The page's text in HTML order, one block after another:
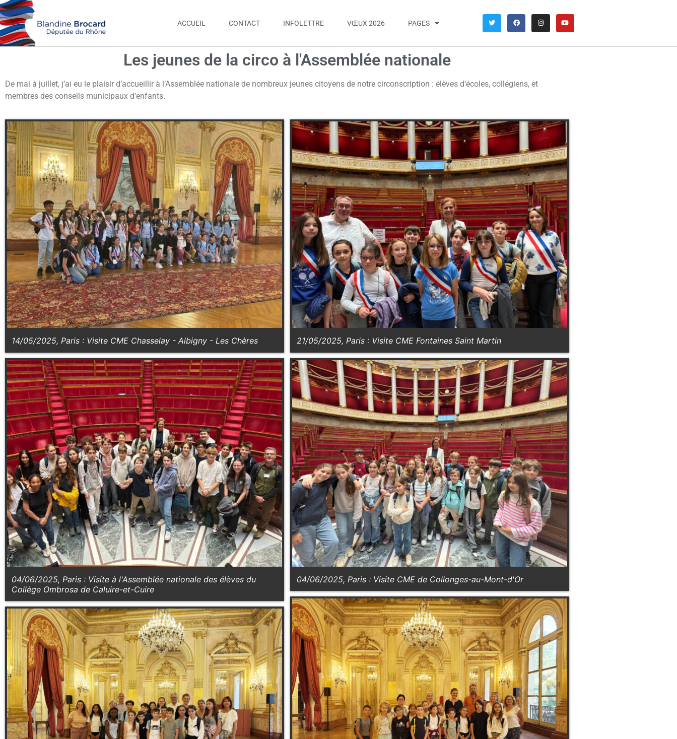
ACCUEIL CONTACT INFOLETTRE VŒUX 2026 PAGES
Les jeunes de la circo à l'Assemblée nationale
De mai à juillet, j’ai eu le plaisir d’accueillir à l’Assemblée nationale de nombreux jeunes citoyens de notre circonscription : élèves d’écoles, collégiens, et
membres des conseils municipaux d’enfants.
14/05/2025, Paris : Visite CME Chasselay - Albigny - Les Chères 21/05/2025, Paris : Visite CME Fontaines Saint Martin
04/06/2025, Paris : Visite à l'Assemblée nationale des élèves du
Collège Ombrosa de Caluire-et-Cuire
04/06/2025, Paris : Visite CME de Collonges-au-Mont-d'Or